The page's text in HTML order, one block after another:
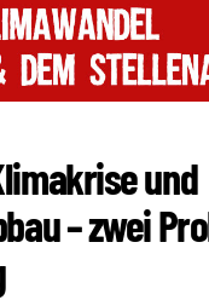
und
– zwei